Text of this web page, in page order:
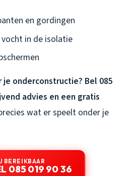
en gordingen
in de isolatie
onderconstructie? Bel 085
advies en een gratis
wat er speelt onder je
BEREIKBAAR
085 019 90 36